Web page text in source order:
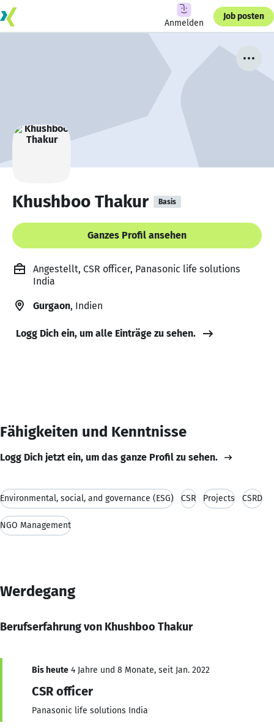
Anmelden
Job posten
Khushboo Thakur Basis
Ganzes Profil ansehen
Angestellt, CSR officer, Panasonic life solutions
India
Gurgaon, Indien
Logg Dich ein, um alle Einträge zu sehen.
Fähigkeiten und Kenntnisse
Logg Dich jetzt ein, um das ganze Profil zu sehen.
Environmental, social, and governance (ESG) CSR Projects CSRD
NGO Management
Werdegang
Berufserfahrung von Khushboo Thakur
Bis heute 4 Jahre und 8 Monate, seit Jan. 2022
CSR officer
Panasonic life solutions India